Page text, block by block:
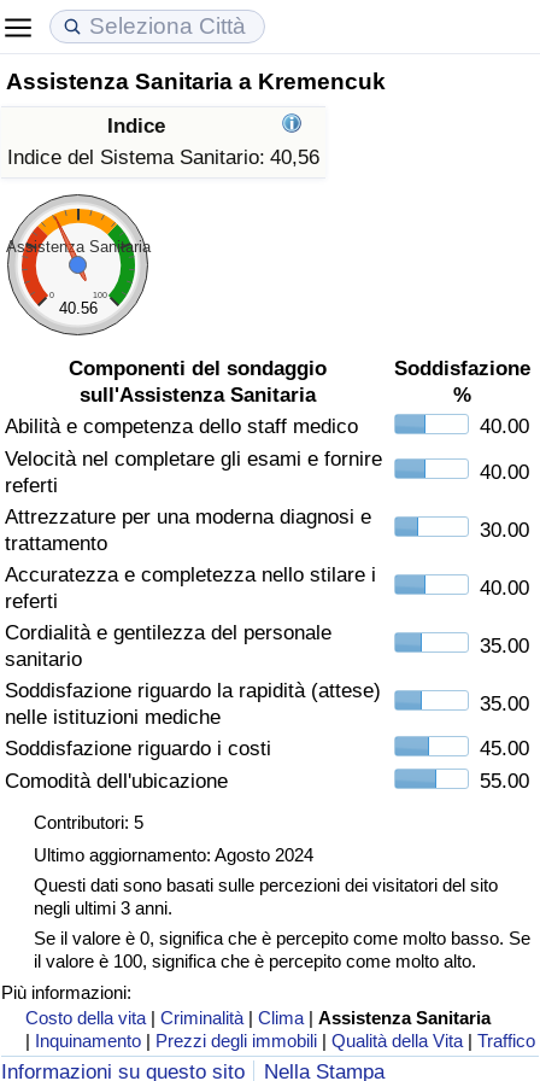
Assistenza Sanitaria a Kremencuk
Indice
Indice del Sistema Sanitario: 40,56
Assistenza Sanitaria
0 100
40.56
Componenti del sondaggio
sull'Assistenza Sanitaria
Soddisfazione
%
Abilità e competenza dello staff medico
40.00
Velocità nel completare gli esami e fornire
referti
40.00
Attrezzature per una moderna diagnosi e
trattamento
30.00
Accuratezza e completezza nello stilare i
referti
40.00
Cordialità e gentilezza del personale
sanitario
35.00
Soddisfazione riguardo la rapidità (attese)
nelle istituzioni mediche
35.00
Soddisfazione riguardo i costi
45.00
Comodità dell'ubicazione
55.00
Contributori: 5
Ultimo aggiornamento: Agosto 2024
Questi dati sono basati sulle percezioni dei visitatori del sito
negli ultimi 3 anni.
Se il valore è 0, significa che è percepito come molto basso. Se
il valore è 100, significa che è percepito come molto alto.
Più informazioni:
Costo della vita |Criminalità |Clima |Assistenza Sanitaria
| Inquinamento | Prezzi degli immobili |Qualità della Vita |Traffico
Informazioni su questo sito Nella Stampa
Costo della vita
Indice Del Costo Della Vita (corrente)
Indice Del Costo Della Vita
Indice del Costo della Vita per Nazione
ad Aqaba
Prezzi degli immobili
Indice del Prezzo delle Case (Corrente)
Indice del Prezzo delle Case
Indice del Prezzo delle Case per Nazione
Qualità della Vita
Indice della Qualità della Vita
Indice della Qualità della Vita (Corrente)
Indice della qualità della vita per Paese
Criminalità
Indice del Tasso di Criminalità (Corrente)
Indice della Criminalità
Indice di criminalità per paese
Assistenza Sanitaria
Indice dell’Assistenza Sanitaria (Corrente)
Indice dell’Assistenza Sanitaria
Indice dell’Assistenza Sanitaria per
Inquinamento
Indice dell’Inquinamento (Corrente)
Indice di inquinamento
Indice dell’Inquinamento per Nazione